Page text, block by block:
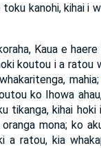
kanohi, kihai i
Kaua e
koutou i a ratou
mahia;
ko Ihowa
tikanga, kihai
mona; ko
a ratou, kia